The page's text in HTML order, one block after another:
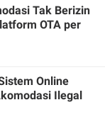
Tak Berizin
OTA per
Online
Ilegal